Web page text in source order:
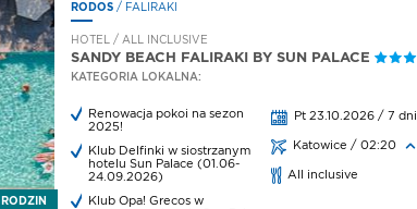
lato w
RODOS / FALIRAKI
HOTEL / ALL INCLUSIVE
SANDY BEACH FALIRAKI BY SUN PALACE
KATEGORIA LOKALNA:
Renowacja pokoi na sezon
2025!
Klub Delfinki w siostrzanym
hotelu Sun Palace (01.06-
24.09.2026)
Klub Opa! Grecos w
Pt 23.10.2026 / 7 dni
Katowice / 02:20
All inclusive